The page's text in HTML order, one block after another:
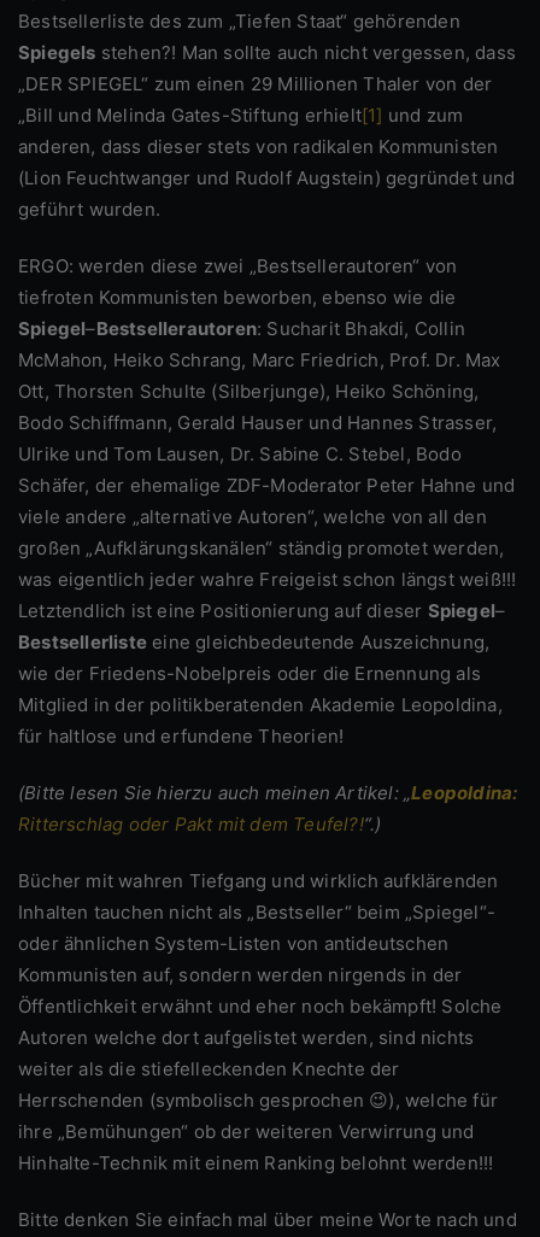
Bestsellerliste des zum „Tiefen Staat“ gehörenden
Spiegels stehen?! Man sollte auch nicht vergessen, dass
„DER SPIEGEL“ zum einen 29 Millionen Thaler von der
„Bill und Melinda Gates-Stiftung erhielt[1] und zum
anderen, dass dieser stets von radikalen Kommunisten
(Lion Feuchtwanger und Rudolf Augstein) gegründet und
geführt wurden.
ERGO: werden diese zwei „Bestsellerautoren“ von
tiefroten Kommunisten beworben, ebenso wie die
Spiegel–Bestsellerautoren: Sucharit Bhakdi, Collin
McMahon, Heiko Schrang, Marc Friedrich, Prof. Dr. Max
Ott, Thorsten Schulte (Silberjunge), Heiko Schöning,
Bodo Schiffmann, Gerald Hauser und Hannes Strasser,
Ulrike und Tom Lausen, Dr. Sabine C. Stebel, Bodo
Schäfer, der ehemalige ZDF-Moderator Peter Hahne und
viele andere „alternative Autoren“, welche von all den
großen „Aufklärungskanälen“ ständig promotet werden,
was eigentlich jeder wahre Freigeist schon längst weiß!!!
Letztendlich ist eine Positionierung auf dieser Spiegel–
Bestsellerliste eine gleichbedeutende Auszeichnung,
wie der Friedens-Nobelpreis oder die Ernennung als
Mitglied in der politikberatenden Akademie Leopoldina,
für haltlose und erfundene Theorien!
(Bitte lesen Sie hierzu auch meinen Artikel: „Leopoldina:
Ritterschlag oder Pakt mit dem Teufel?!“.)
Bücher mit wahren Tiefgang und wirklich aufklärenden
Inhalten tauchen nicht als „Bestseller“ beim „Spiegel“-
oder ähnlichen System-Listen von antideutschen
Kommunisten auf, sondern werden nirgends in der
Öffentlichkeit erwähnt und eher noch bekämpft! Solche
Autoren welche dort aufgelistet werden, sind nichts
weiter als die stiefelleckenden Knechte der
Herrschenden (symbolisch gesprochen 😉), welche für
ihre „Bemühungen“ ob der weiteren Verwirrung und
Hinhalte-Technik mit einem Ranking belohnt werden!!!
Bitte denken Sie einfach mal über meine Worte nach und